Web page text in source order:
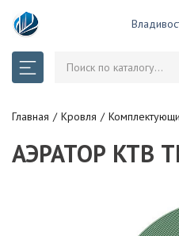
Главная Кровля
АЭРАТОР КТВ